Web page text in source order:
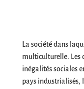
La société dans
multiculturelle. Les
inégalités sociales
pays industrialisés,